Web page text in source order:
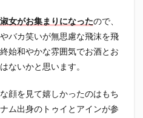
女がお集まりになったので、
バカ笑いが無思慮な飛沫を飛
始和やかな雰囲気でお酒とお
ないかと思います。
顔を見て嬉しかったのはもち
ム出身のトゥイとアインが参
ー マッチ
ヤマダネコ
七尾たくあん
三保
三島カツオ
伊豆急行
修善寺サイダー
三さん
勝俣州和